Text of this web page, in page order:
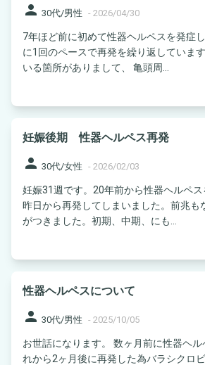
person 30代/男性 - 2026/04/30
7年ほど前に初めて性器ヘルペスを発症
に1回のペースで再発を繰り返していま
いる箇所がありまして、 亀頭周...
妊娠後期 性器ヘルペス再発
person 30代/女性 - 2026/02/03
妊娠31週です。20年前から性器ヘルペス
昨日から再発してしまいました。前兆も
がつきました。初期、中期、にも...
性器ヘルペスについて
person 30代/男性 - 2025/10/05
お世話になります。 数ヶ月前に性器ヘ
れから2ヶ月後に再発した為バラシクロ